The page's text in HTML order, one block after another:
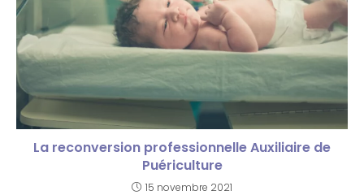
La reconversion professionnelle Auxiliaire de
Puériculture
15 novembre 2021